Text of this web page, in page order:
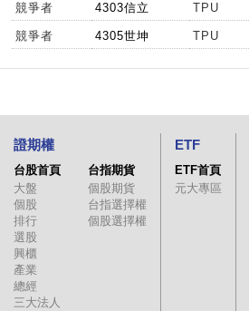
競爭者 4303信立 TPU
競爭者 4305世坤 TPU
證期權
台股首頁
大盤
個股
排行
選股
興櫃
產業
總經
三大法人
台指期貨
個股期貨
台指選擇權
個股選擇權
ETF
ETF首頁
元大專區